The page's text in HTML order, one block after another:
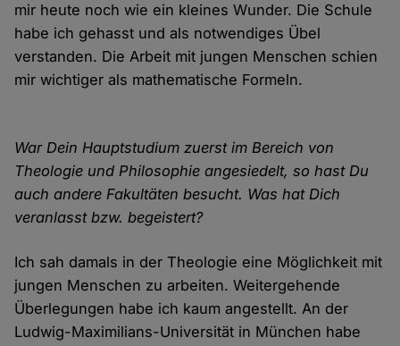
mir heute noch wie ein kleines Wunder. Die Schule
habe ich gehasst und als notwendiges Übel
verstanden. Die Arbeit mit jungen Menschen schien
mir wichtiger als mathematische Formeln.
War Dein Hauptstudium zuerst im Bereich von
Theologie und Philosophie angesiedelt, so hast Du
auch andere Fakultäten besucht. Was hat Dich
veranlasst bzw. begeistert?
Ich sah damals in der Theologie eine Möglichkeit mit
jungen Menschen zu arbeiten. Weitergehende
Überlegungen habe ich kaum angestellt. An der
Ludwig-Maximilians-Universität in München habe